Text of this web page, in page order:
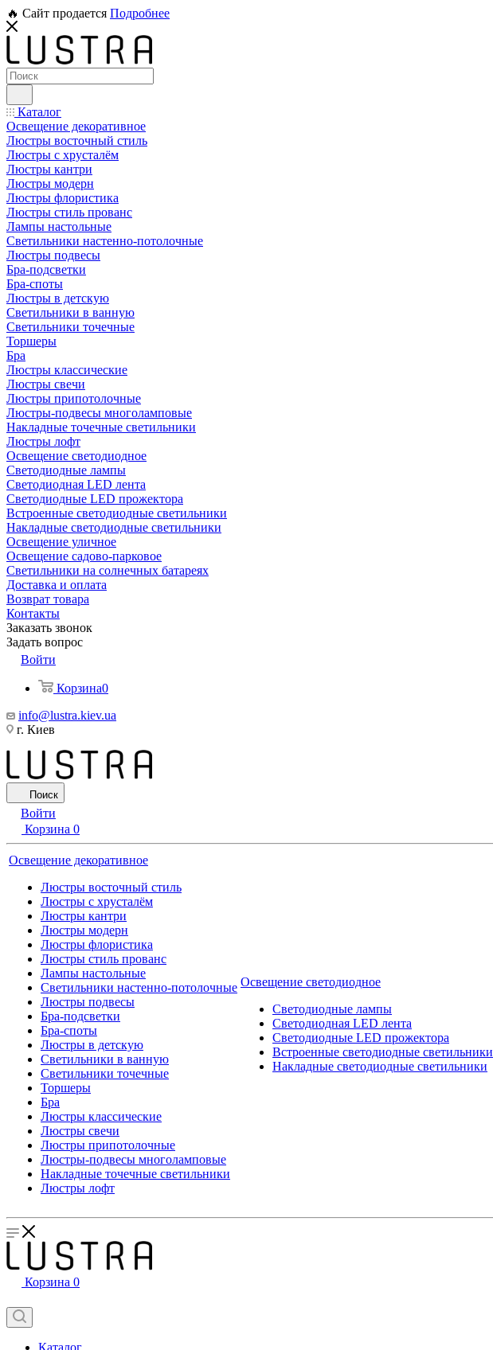
🔥 Сайт продается Подробнее
Каталог
Освещение декоративное
Люстры восточный стиль
Люстры с хрусталём
Люстры кантри
Люстры модерн
Люстры флористика
Люстры стиль прованс
Лампы настольные
Светильники настенно-потолочные
Люстры подвесы
Бра-подсветки
Бра-споты
Люстры в детскую
Светильники в ванную
Светильники точечные
Торшеры
Бра
Люстры классические
Люстры свечи
Люстры припотолочные
Люстры-подвесы многоламповые
Накладные точечные светильники
Люстры лофт
Освещение светодиодное
Светодиодные лампы
Светодиодная LED лента
Светодиодные LED прожектора
Встроенные светодиодные светильники
Накладные светодиодные светильники
Освещение уличное
Освещение садово-парковое
Светильники на солнечных батареях
Доставка и оплата
Возврат товара
Контакты
Заказать звонок
Задать вопрос
Войти
Корзина0
info@lustra.kiev.ua
г. Киев
Поиск
Войти
Корзина 0
Освещение декоративное
Люстры восточный стиль
Люстры с хрусталём
Люстры кантри
Люстры модерн
Люстры флористика
Люстры стиль прованс
Лампы настольные
Светильники настенно-потолочные
Люстры подвесы
Бра-подсветки
Бра-споты
Люстры в детскую
Светильники в ванную
Светильники точечные
Торшеры
Бра
Люстры классические
Люстры свечи
Люстры припотолочные
Люстры-подвесы многоламповые
Накладные точечные светильники
Люстры лофт
Освещение светодиодное
Светодиодные лампы
Светодиодная LED лента
Светодиодные LED прожектора
Встроенные светодиодные светильники
Накладные светодиодные светильники
Корзина 0
Каталог